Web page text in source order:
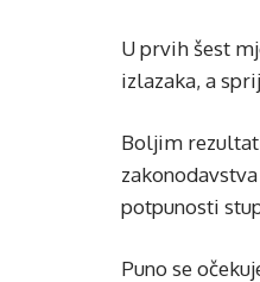
U prvih šest
izlazaka, a
Boljim
potpunosti
Puno se